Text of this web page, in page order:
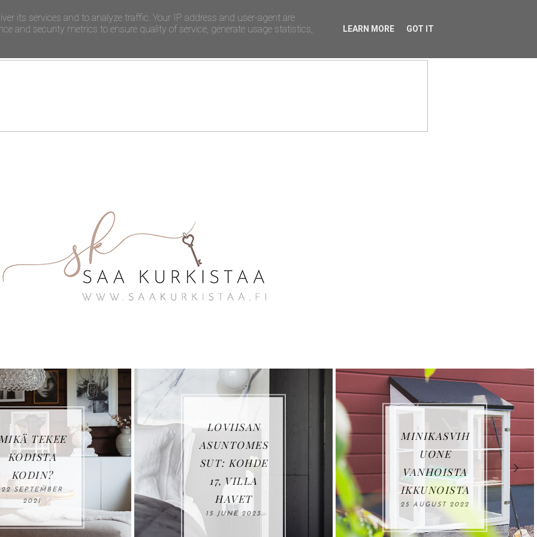
LOVIISAN
ASUNTOMES
SUT: KOHDE
17, VILLA
HAVET
15 JUNE 2023
MINIKASVIH
VANHOISTA
IKKUNOISTA
25 AUGUST 2022
SUT:
27 JUNE
its services and to analyze traffic. Your IP address and user-agent are
and security metrics to ensure quality of service, generate usage statistics,
LEARN MORE GOT IT